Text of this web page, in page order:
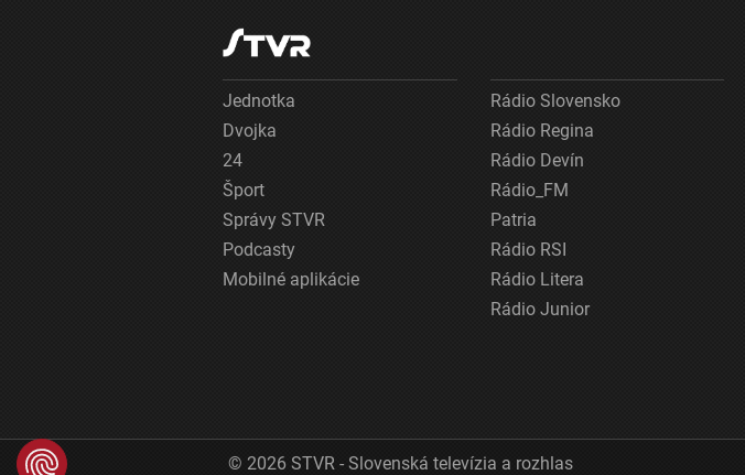
Jednotka
Dvojka
24
Šport
Správy STVR
Podcasty
Mobilné aplikácie
Rádio Slovensko
Rádio Regina
Rádio Devín
Rádio_FM
Patria
Rádio RSI
Rádio Litera
Rádio Junior
© 2026 STVR - Slovenská televízia a rozhlas